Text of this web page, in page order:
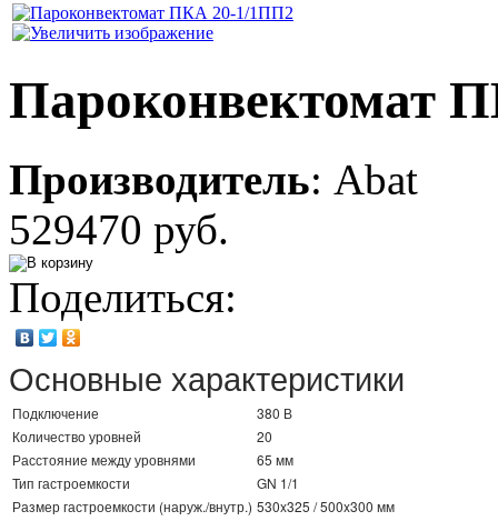
Пароконвектомат
Производитель: Abat
529470 руб.
Поделиться:
Основные характеристики
Подключение
380 В
Количество уровней
20
Расстояние между уровнями
65 мм
Тип гастроемкости
GN 1/1
Размер гастроемкости (наруж./внутр.) 530x325 / 500x300 мм